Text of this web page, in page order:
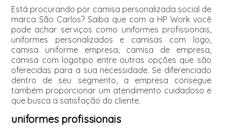
Está procurando por camisa personalizada social de
marca São Carlos? Saiba que com a HP Work você
pode achar serviços como uniformes profissionais,
uniformes personalizados e camisas com logo,
camisa uniforme empresa, camisa de empresa,
camisa com logotipo entre outras opções que são
oferecidas para a sua necessidade. Se diferenciado
dentro de seu segmento, a empresa consegue
também proporcionar um atendimento cuidadoso e
que busca a satisfação do cliente.
uniformes profissionais